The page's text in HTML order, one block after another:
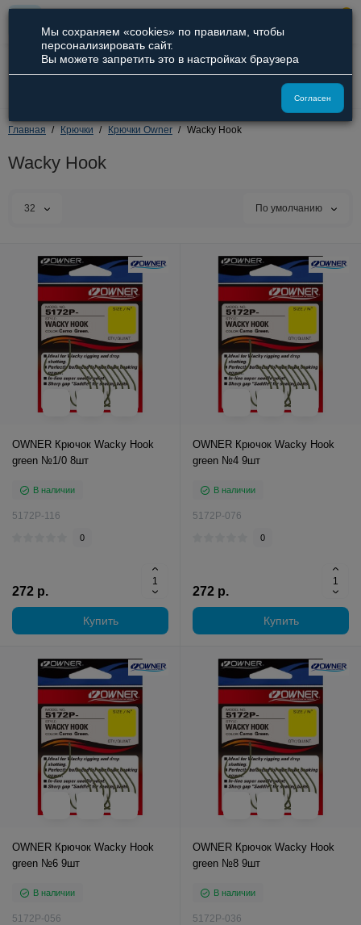
8 (800) 551-09-94
8 (929) 836-66-51
Главная Крючки Крючки Owner Wacky Hook
Wacky Hook
32 По умолчанию
OWNER Крючок Wacky Hook
green №1/0 8шт
В наличии
5172P-116
0
272 р.
Купить
OWNER Крючок Wacky Hook
green №4 9шт
В наличии
5172P-076
0
272 р.
Купить
OWNER Крючок Wacky Hook
green №6 9шт
В наличии
5172P-056
OWNER Крючок Wacky Hook
green №8 9шт
В наличии
5172P-036
Мы сохраняем «cookies» по правилам, чтобы
персонализировать сайт.
Вы можете запретить это в настройках браузера
Согласен